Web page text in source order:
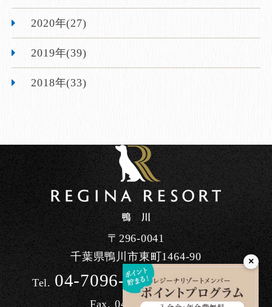
2020年(27)
2019年(39)
2018年(33)
〒296-0041
千葉県鴨川市東町1464-90
Tel.04-7096-7200/ 10:00～17:00
Fax. 04-7098-3613
×